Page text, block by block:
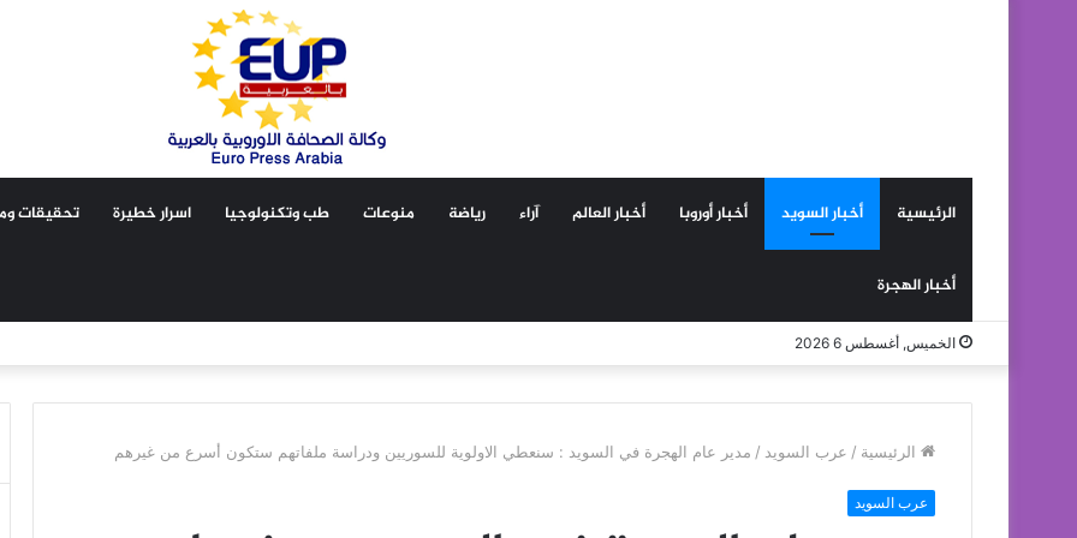
الرئيسية أخبار السويد أخبار أوروبا أخبار العالم آراء رياضة منوعات طب وتكنولوجيا اسرار خطيرة تحقيقات
أخبار الهجرة
الخميس, أغسطس 6 2026
الرئيسية / عرب السويد / مدير عام الهجرة في السويد : سنعطي الاولوية للسوريين ودراسة ملفاتهم ستكون أسرع من غيرهم
عرب السويد